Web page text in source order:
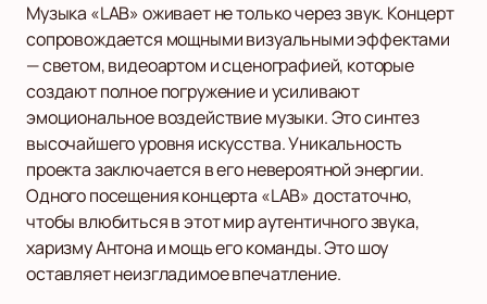
Музыка «LAB» оживает не только через звук. Концерт
сопровождается мощными визуальными эффектами
— светом, видеоартом и сценографией, которые
создают полное погружение и усиливают
эмоциональное воздействие музыки. Это синтез
высочайшего уровня искусства. Уникальность
проекта заключается в его невероятной энергии.
Одного посещения концерта «LAB» достаточно,
чтобы влюбиться в этот мир аутентичного звука,
харизму Антона и мощь его команды. Это шоу
оставляет неизгладимое впечатление.